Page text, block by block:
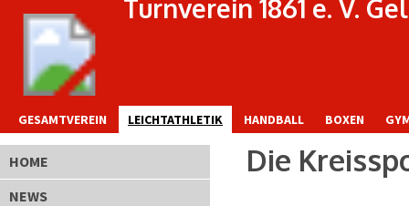
Turnverein 1861 e. V.
GESAMTVEREIN LEICHTATHLETIK HANDBALL BOXEN
HOME
NEWS
Die